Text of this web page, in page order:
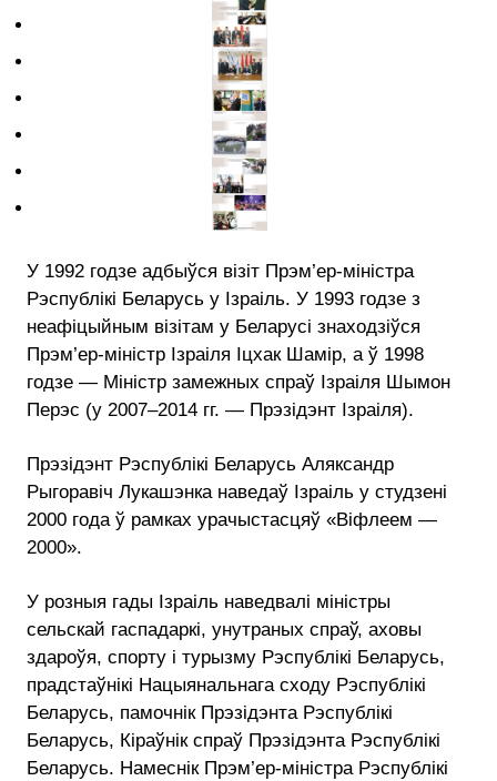
У 1992 годзе адбыўся візіт Прэм’ер-міністра
Рэспублікі Беларусь у Ізраіль. У 1993 годзе з
неафіцыйным візітам у Беларусі знаходзіўся
Прэм’ер-міністр Ізраіля Іцхак Шамір, а ў 1998
годзе — Міністр замежных спраў Ізраіля Шымон
Перэс (у 2007–2014 гг. — Прэзідэнт Ізраіля).
Прэзідэнт Рэспублікі Беларусь Аляксандр
Рыгоравіч Лукашэнка наведаў Ізраіль у студзені
2000 года ў рамках урачыстасцяў «Віфлеем —
2000».
У розныя гады Ізраіль наведвалі міністры
сельскай гаспадаркі, унутраных спраў, аховы
здароўя, спорту і турызму Рэспублікі Беларусь,
прадстаўнікі Нацыянальнага сходу Рэспублікі
Беларусь, памочнік Прэзідэнта Рэспублікі
Беларусь, Кіраўнік спраў Прэзідэнта Рэспублікі
Беларусь. Намеснік Прэм’ер-міністра Рэспублікі